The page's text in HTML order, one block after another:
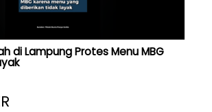
di Lampung Protes Menu MBG